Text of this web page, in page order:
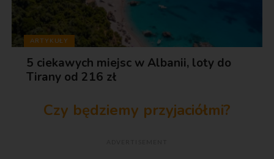
ARTYKUŁY
5 ciekawych miejsc w Albanii, loty do
Tirany od 216 zł
Czy będziemy przyjaciółmi?